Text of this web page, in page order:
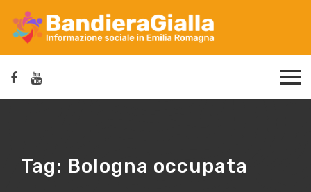
Tag: Bologna occupata